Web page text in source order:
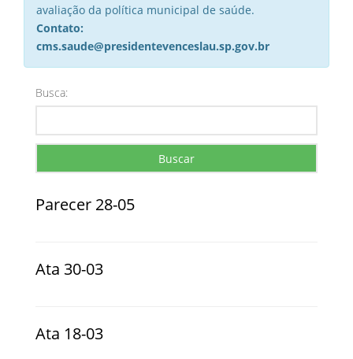
avaliação da política municipal de saúde.
Contato:
cms.saude@presidentevenceslau.sp.gov.br
Busca:
Buscar
Parecer 28-05
Ata 30-03
Ata 18-03